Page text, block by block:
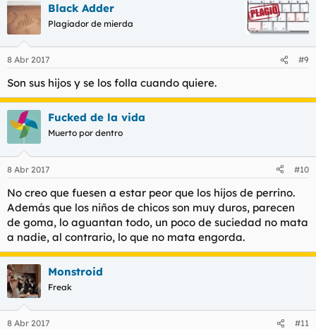
Black Adder
Plagiador de mierda
8 Abr 2017 #9
Son sus hijos y se los folla cuando quiere.
Fucked de la vida
Muerto por dentro
8 Abr 2017 #10
No creo que fuesen a estar peor que los hijos de perrino.
Además que los niños de chicos son muy duros, parecen
de goma, lo aguantan todo, un poco de suciedad no mata
a nadie, al contrario, lo que no mata engorda.
Monstroid
Freak
8 Abr 2017 #11